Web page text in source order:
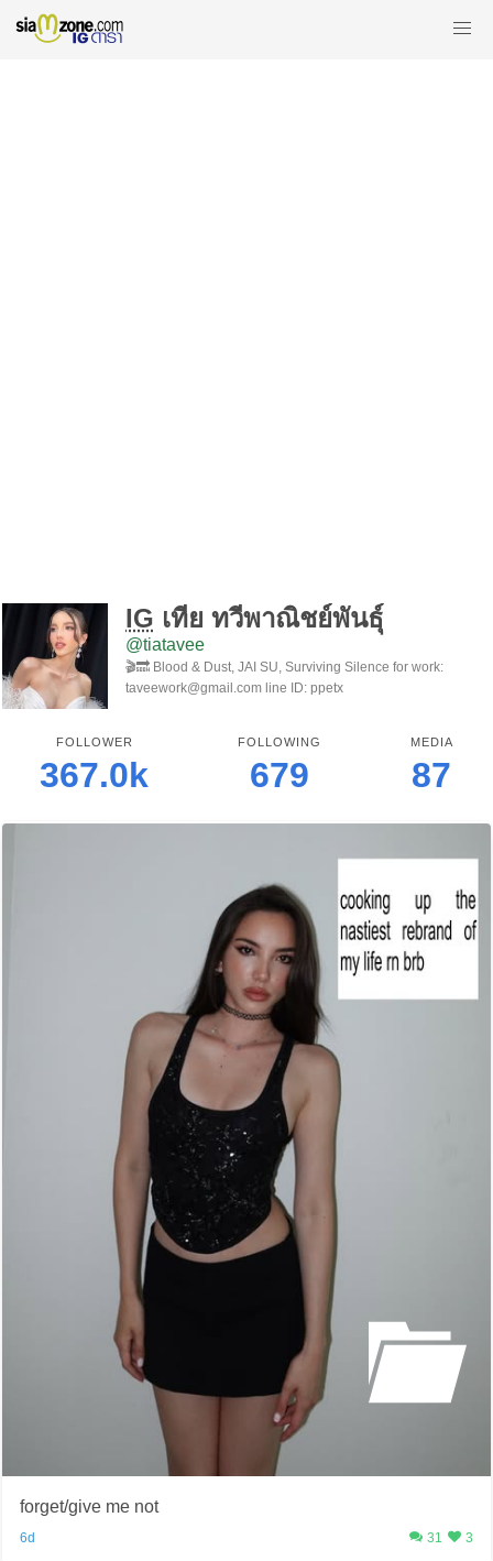
IG เทีย ทวีพาณิชย์พันธุ์
@tiatavee
🎬🔜 Blood & Dust, JAI SU, Surviving Silence for work:
taveework@gmail.com line ID: ppetx
FOLLOWER
367.0k
FOLLOWING
679
MEDIA
87
forget/give me not
6d 31 3